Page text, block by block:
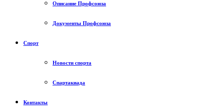
Описание Профсоюза
Документы Профсоюза
Спорт
Новости спорта
Спартакиада
Контакты